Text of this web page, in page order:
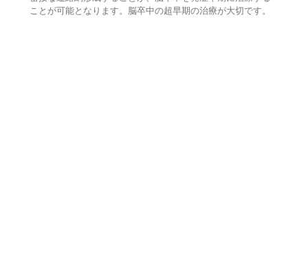
ことが可能となります。脳卒中の超早期の治療が大切です。